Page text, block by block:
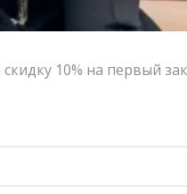
10% на первый